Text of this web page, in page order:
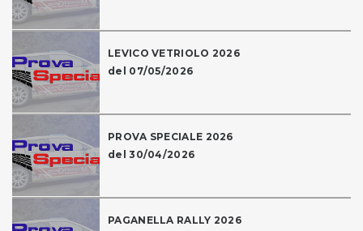
LEVICO VETRIOLO 2026
del 07/05/2026
PROVA SPECIALE 2026
del 30/04/2026
PAGANELLA RALLY 2026